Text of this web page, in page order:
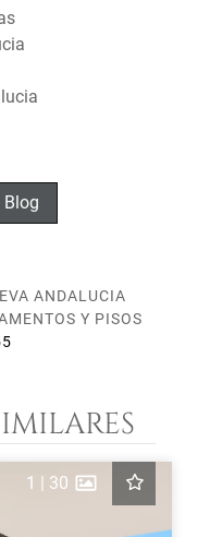
ANDALUCIA
Y PISOS
1 | 30